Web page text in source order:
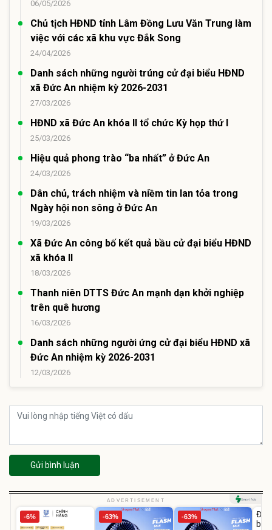
06/05/2026
Chủ tịch HĐND tỉnh Lâm Đồng Lưu Văn Trung làm
việc với các xã khu vực Đắk Song
24/04/2026
Danh sách những người trúng cử đại biểu HĐND
xã Đức An nhiệm kỳ 2026-2031
27/03/2026
HĐND xã Đức An khóa II tổ chức Kỳ họp thứ I
25/03/2026
Hiệu quả phong trào “ba nhất” ở Đức An
24/03/2026
Dân chủ, trách nhiệm và niềm tin lan tỏa trong
Ngày hội non sông ở Đức An
19/03/2026
Xã Đức An công bố kết quả bầu cử đại biểu HĐND
xã khóa II
18/03/2026
Thanh niên DTTS Đức An mạnh dạn khởi nghiệp
trên quê hương
16/03/2026
Danh sách những người ứng cử đại biểu HĐND xã
Đức An nhiệm kỳ 2026-2031
12/03/2026
Gửi bình luận
ADVERTISEMENT
-6% -63% -63%
Đai
bé